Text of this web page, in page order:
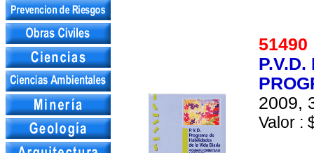
2009,
Valor :